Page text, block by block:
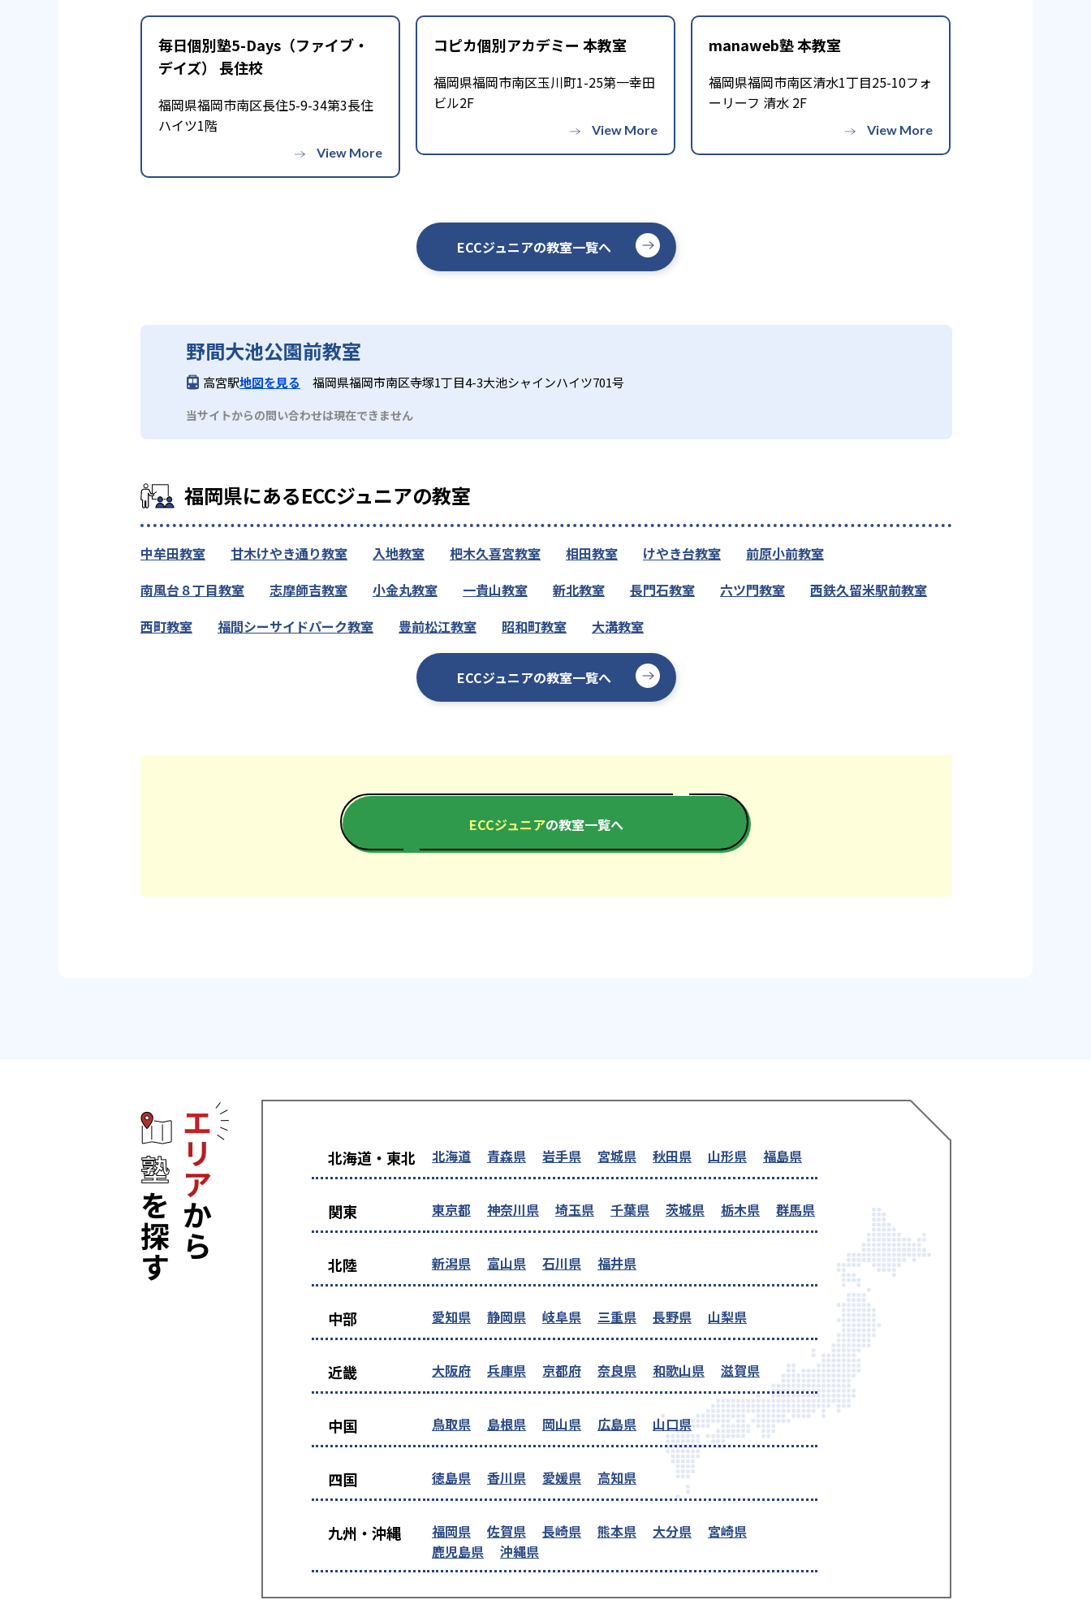
毎日個別塾5-Days（ファイブ・
デイズ） 長住校
福岡県福岡市南区長住5-9-34第3長住
ハイツ1階
コピカ個別アカデミー 本教室
福岡県福岡市南区玉川町1-25第一幸田
ビル2F
manaweb塾 本教室
福岡県福岡市南区清水1丁目25-10フォ
ーリーフ 清水 2F
ECCジュニアの教室一覧へ
野間大池公園前教室
高宮駅地図を見る 福岡県福岡市南区寺塚1丁目4-3大池シャインハイツ701号
当サイトからの問い合わせは現在できません
福岡県にあるECCジュニアの教室
中牟田教室 甘木けやき通り教室 入地教室 杷木久喜宮教室 相田教室 けやき台教室
前原小前教室
南風台８丁目教室
志摩師吉教室 小金丸教室 一貴山教室 新北教室 長門石教室 六ツ門教室
西鉄久留米駅前教室
西町教室
福間シーサイドパーク教室 豊前松江教室 昭和町教室 大溝教室
ECCジュニアの教室一覧へ
ECCジュニアの教室一覧へ
北海道・東北 北海道 青森県 岩手県 宮城県 秋田県 山形県 福島県
関東 東京都 神奈川県 埼玉県 千葉県 茨城県 栃木県 群馬県
北陸 新潟県 富山県 石川県 福井県
中部 愛知県 静岡県 岐阜県 三重県 長野県 山梨県
近畿 大阪府 兵庫県 京都府 奈良県 和歌山県 滋賀県
中国 鳥取県 島根県 岡山県 広島県 山口県
四国 徳島県 香川県 愛媛県 高知県
九州・沖縄 福岡県 佐賀県 長崎県 熊本県 大分県
宮崎県
鹿児島県
沖縄県